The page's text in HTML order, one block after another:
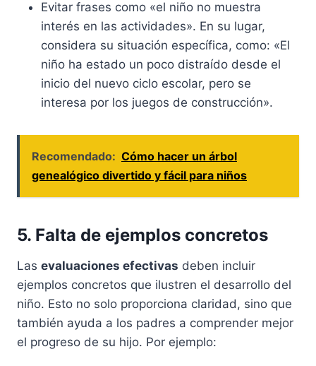
Evitar frases como «el niño no muestra
interés en las actividades». En su lugar,
considera su situación específica, como: «El
niño ha estado un poco distraído desde el
inicio del nuevo ciclo escolar, pero se
interesa por los juegos de construcción».
Recomendado: Cómo hacer un árbol
genealógico divertido y fácil para niños
5. Falta de ejemplos concretos
Las evaluaciones efectivas deben incluir
ejemplos concretos que ilustren el desarrollo del
niño. Esto no solo proporciona claridad, sino que
también ayuda a los padres a comprender mejor
el progreso de su hijo. Por ejemplo: